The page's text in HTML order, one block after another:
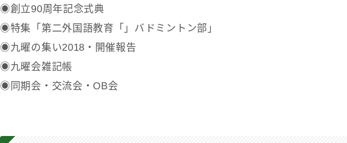
◉創立90周年記念式典
◉特集「第二外国語教育「」バドミントン部」
◉九曜の集い2018・開催報告
◉九曜会雑記帳
◉同期会・交流会・OB会